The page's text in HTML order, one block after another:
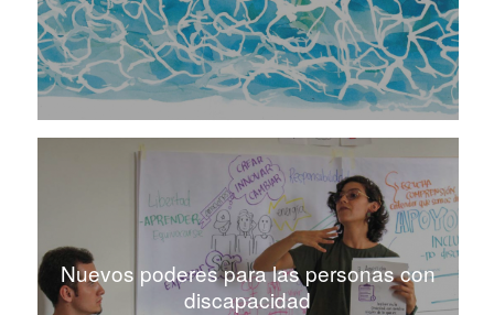
Nuevos poderes para las personas con
discapacidad